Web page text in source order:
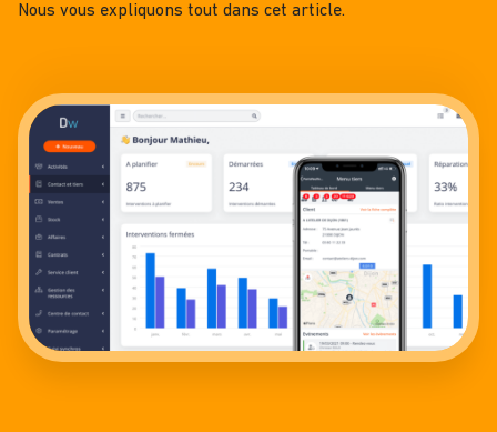
Nous vous expliquons tout dans cet article.